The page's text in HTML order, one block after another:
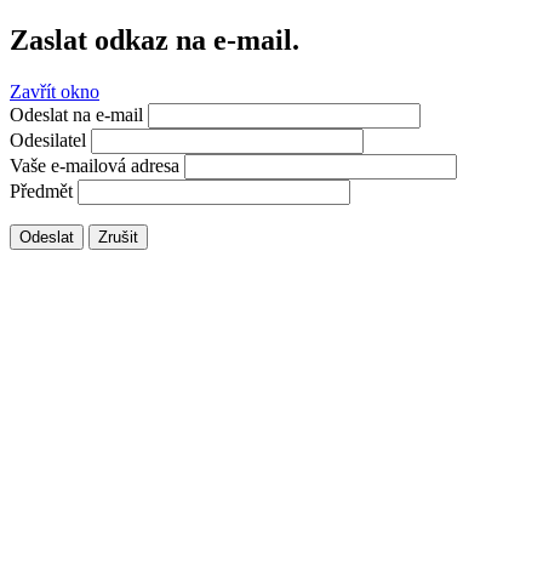
Zaslat odkaz na e-mail.
Zavřít okno
Odeslat na e-mail
Odesilatel
Vaše e-mailová adresa
Předmět
Odeslat Zrušit